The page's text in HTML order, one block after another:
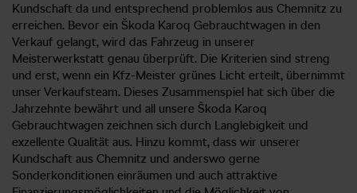
Kundschaft da und entsprechend problemlos aus Chemnitz zu
erreichen. Bevor ein Škoda Karoq Gebrauchtwagen in den
Verkauf gelangt, wird das Fahrzeug in unserer
Meisterwerkstatt genau überprüft. Die Kriterien sind streng
und erst, wenn ein Kfz-Meister grünes Licht erteilt, übernimmt
unser Verkaufsteam. Dieses Zusammenspiel hat sich über die
Jahrzehnte bewährt und all unsere Škoda Karoq
Gebrauchtwagen zeichnen sich durch Langlebigkeit und
exzellente Qualität aus. Hinzu kommt, dass wir unserer
Kundschaft aus Chemnitz und anderswo gerne
Sonderkonditionen einräumen und auch attraktive